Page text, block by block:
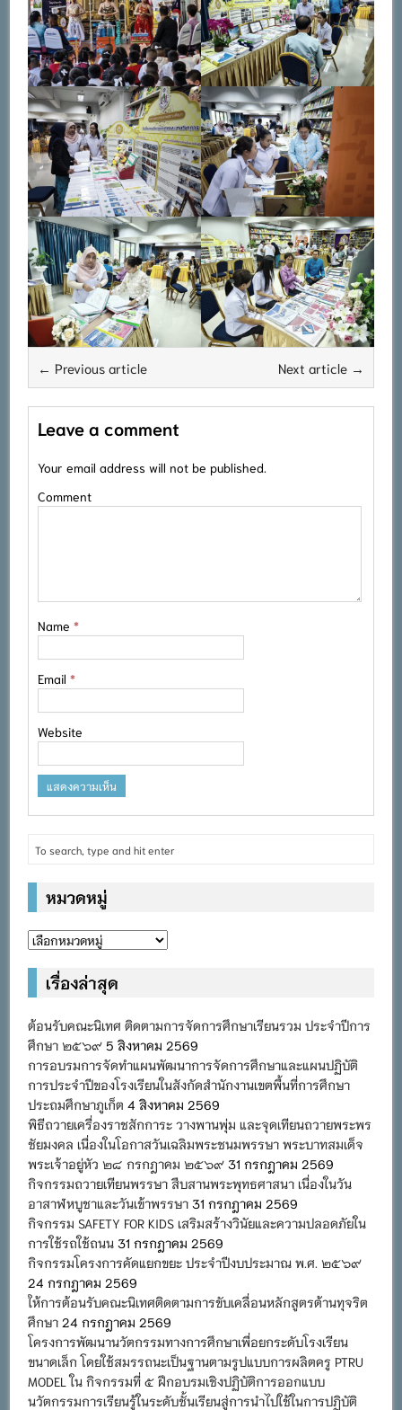
← Previous article Next article →
Leave a comment
Your email address will not be published.
Comment
Name*
Email*
Website
หมวดหมู่
หมวด
เรื่องล่าสุด
ต้อนรับคณะนิเทศ ติดตามการจัดการศึกษาเรียนรวม ประจำปีการ
ศึกษา ๒๕๖๙ 5 สิงหาคม 2569
การอบรมการจัดทำแผนพัฒนาการจัดการศึกษาและแผนปฏิบัติ
การประจำปีของโรงเรียนในสังกัดสำนักงานเขตพื้นที่การศึกษา
ประถมศึกษาภูเก็ต 4 สิงหาคม 2569
พิธีถวายเครื่องราชสักการะ วางพานพุ่ม และจุดเทียนถวายพระพร
ชัยมงคล เนื่องในโอกาสวันเฉลิมพระชนมพรรษา พระบาทสมเด็จ
พระเจ้าอยู่หัว ๒๘ กรกฎาคม ๒๕๖๙ 31 กรกฎาคม 2569
กิจกรรมถวายเทียนพรรษา สืบสานพระพุทธศาสนา เนื่องในวัน
อาสาฬหบูชาและวันเข้าพรรษา 31 กรกฎาคม 2569
กิจกรรม SAFETY FOR KIDS เสริมสร้างวินัยและความปลอดภัยใน
การใช้รถใช้ถนน 31 กรกฎาคม 2569
กิจกรรมโครงการคัดแยกขยะ ประจำปีงบประมาณ พ.ศ. ๒๕๖๙
24 กรกฎาคม 2569
ให้การต้อนรับคณะนิเทศติดตามการขับเคลื่อนหลักสูตรต้านทุจริต
ศึกษา 24 กรกฎาคม 2569
โครงการพัฒนานวัตกรรมทางการศึกษาเพื่อยกระดับโรงเรียน
ขนาดเล็ก โดยใช้สมรรถนะเป็นฐานตามรูปแบบการผลิตครู PTRU
MODEL ใน กิจกรรมที่ ๕ ฝึกอบรมเชิงปฏิบัติการออกแบบ
นวัตกรรมการเรียนรู้ในระดับชั้นเรียนสู่การนำไปใช้ในการปฏิบัติ